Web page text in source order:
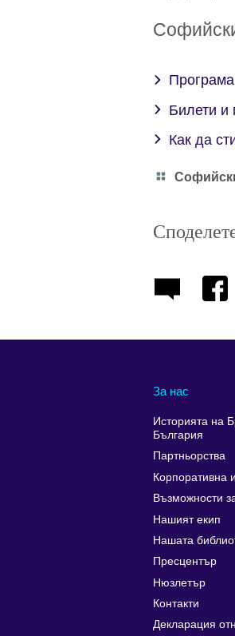
Програма
Билети и
Как да
Category
За нас
Историята на
България
Партньорства
Корпоративна
Възможности
Нашият екип
Нашата
Пресцентър
Нюзлетър
Контакти
Декларация